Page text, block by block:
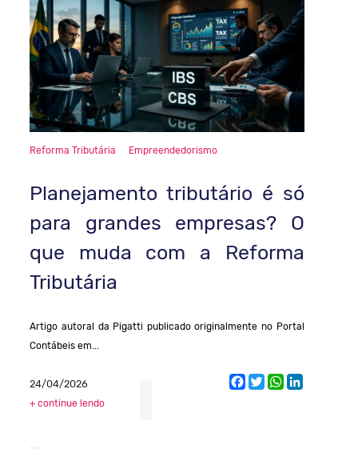
Reforma Tributária Empreendedorismo
Planejamento tributário é só
para grandes empresas? O
que muda com a Reforma
Tributária
Artigo autoral da Pigatti publicado originalmente no Portal
Contábeis em...
24/04/2026
+ continue lendo
Facebook
TwitterWhatsApp
LinkedIn